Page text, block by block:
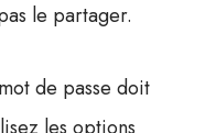
le partager.
de passe doit